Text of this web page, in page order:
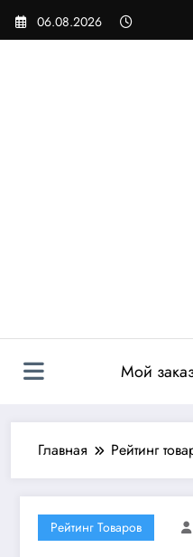
Перейти
06.08.2026
Мой
Главная Рейтинг
Рейтинг Товаров